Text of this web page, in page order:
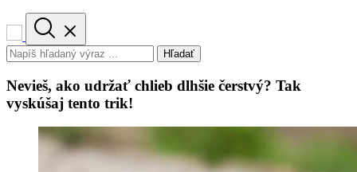
Hľadať
Nevieš, ako udržať chlieb dlhšie čerstvý? Tak
vyskúšaj tento trik!